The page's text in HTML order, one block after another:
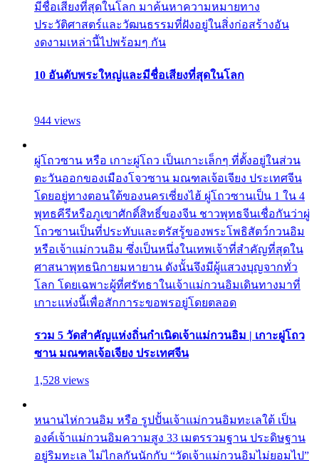
มีชื่อเสียงที่สุดในโลก มาค้นหาความหมายทาง
ประวัติศาสตร์และวัฒนธรรมที่ฝังอยู่ในสิ่งก่อสร้างอัน
งดงามเหล่านี้ไปพร้อมๆ กัน
10 อันดับพระใหญ่และมีชื่อเสียงที่สุดในโลก
944 views
ผู่โถวซาน หรือ เกาะผู่โถว เป็นเกาะเล็กๆ ที่ตั้งอยู่ในส่วน
ตะวันออกของเมืองโจวซาน มณฑลเจ้อเจียง ประเทศจีน
โดยอยู่ทางตอนใต้ของนครเซี่ยงไฮ้ ผู่โถวซานเป็น 1 ใน 4
พุทธคีรีหรือภูเขาศักดิ์สิทธิ์ของจีน ชาวพุทธจีนเชื่อกันว่าผู่
โถวซานเป็นที่ประทับและตรัสรู้ของพระโพธิสัตว์กวนอิม
หรือเจ้าแม่กวนอิม ซึ่งเป็นหนึ่งในเทพเจ้าที่สำคัญที่สุดใน
ศาสนาพุทธนิกายมหายาน ดังนั้นจึงมีผู้แสวงบุญจากทั่ว
โลก โดยเฉพาะผู้ที่ศรัทธาในเจ้าแม่กวนอิมเดินทางมาที่
เกาะแห่งนี้เพื่อสักการะขอพรอยู่โดยตลอด
รวม 5 วัดสำคัญแห่งถิ่นกำเนิดเจ้าแม่กวนอิม | เกาะผู่โถว
ซาน มณฑลเจ้อเจียง ประเทศจีน
1,528 views
หนานไห่กวนอิม หรือ รูปปั้นเจ้าแม่กวนอิมทะเลใต้ เป็น
องค์เจ้าแม่กวนอิมความสูง 33 เมตรรวมฐาน ประดิษฐาน
อยู่ริมทะเล ไม่ไกลกันนักกับ “วัดเจ้าแม่กวนอิมไม่ยอมไป”